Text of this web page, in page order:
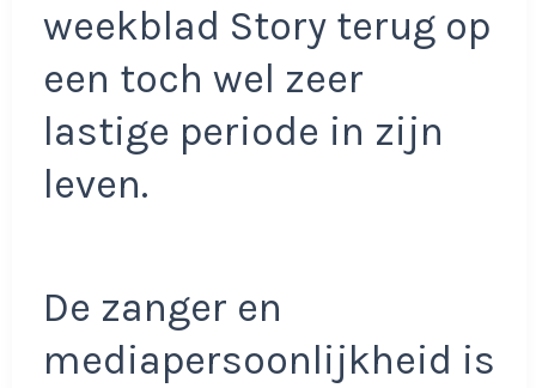
weekblad Story terug op
een toch wel zeer
lastige periode in zijn
leven.
De zanger en
mediapersoonlijkheid is